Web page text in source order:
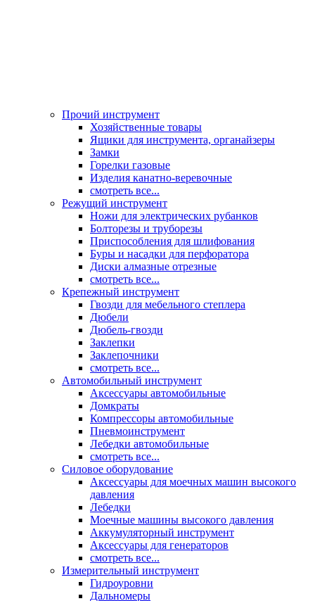
Прочий инструмент
Хозяйственные товары
Ящики для инструмента, органайзеры
Замки
Горелки газовые
Изделия канатно-веревочные
смотреть все...
Режущий инструмент
Ножи для электрических рубанков
Болторезы и труборезы
Приспособления для шлифования
Буры и насадки для перфоратора
Диски алмазные отрезные
смотреть все...
Крепежный инструмент
Гвозди для мебельного степлера
Дюбели
Дюбель-гвозди
Заклепки
Заклепочники
смотреть все...
Автомобильный инструмент
Аксессуары автомобильные
Домкраты
Компрессоры автомобильные
Пневмоинструмент
Лебедки автомобильные
смотреть все...
Силовое оборудование
Аксессуары для моечных машин высокого
давления
Лебедки
Моечные машины высокого давления
Аккумуляторный инструмент
Аксессуары для генераторов
смотреть все...
Измерительный инструмент
Гидроуровни
Дальномеры